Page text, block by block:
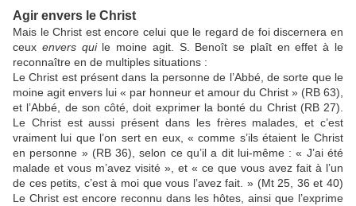
Agir envers le Christ
Mais le Christ est encore celui que le regard de foi discernera en
ceux envers qui le moine agit. S. Benoît se plaît en effet à le
reconnaître en de multiples situations :
Le Christ est présent dans la personne de l’Abbé, de sorte que le
moine agit envers lui « par honneur et amour du Christ » (RB 63),
et l’Abbé, de son côté, doit exprimer la bonté du Christ (RB 27).
Le Christ est aussi présent dans les frères malades, et c’est
vraiment lui que l’on sert en eux, « comme s’ils étaient le Christ
en personne » (RB 36), selon ce qu’il a dit lui-même : « J’ai été
malade et vous m’avez visité », et « ce que vous avez fait à l’un
de ces petits, c’est à moi que vous l’avez fait. » (Mt 25, 36 et 40)
Le Christ est encore reconnu dans les hôtes, ainsi que l’exprime